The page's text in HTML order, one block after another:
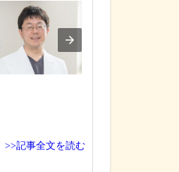
>>記事全文を読む